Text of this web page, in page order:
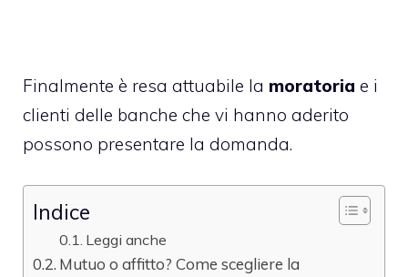
Finalmente è resa attuabile la moratoria e i
clienti delle banche che vi hanno aderito
possono presentare la domanda.
Indice
Leggi anche
Mutuo o affitto? Come scegliere la